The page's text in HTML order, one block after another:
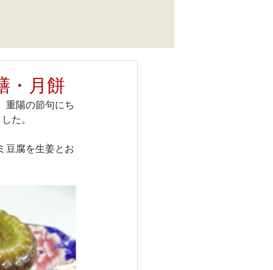
・月餅
重陽の節句にち
た。
豆腐を生姜とお